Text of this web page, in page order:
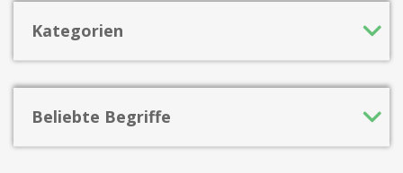
Kategorien
Beliebte Begriffe